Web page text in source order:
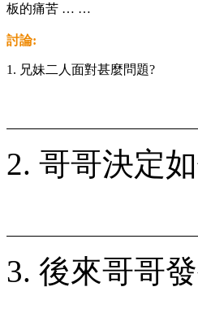
板的痛苦 … …
討論:
1. 兄妹二人面對甚麼問題?
2. 哥哥決定
3. 後來哥哥